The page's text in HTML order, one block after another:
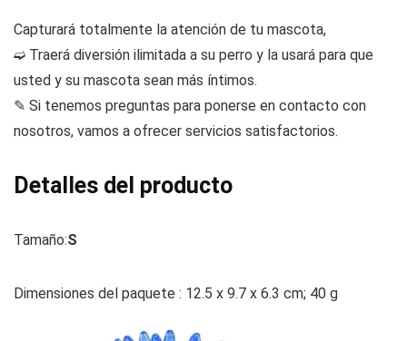
Capturará totalmente la atención de tu mascota,
➫ Traerá diversión ilimitada a su perro y la usará para que
usted y su mascota sean más íntimos.
✎ Si tenemos preguntas para ponerse en contacto con
nosotros, vamos a ofrecer servicios satisfactorios.
Detalles del producto
Tamaño:S
Dimensiones del paquete : 12.5 x 9.7 x 6.3 cm; 40 g